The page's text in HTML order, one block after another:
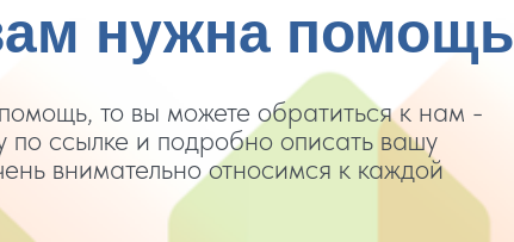
нужна помощь
то вы можете обратиться к нам -
по ссылке и подробно описать вашу
внимательно относимся к каждой